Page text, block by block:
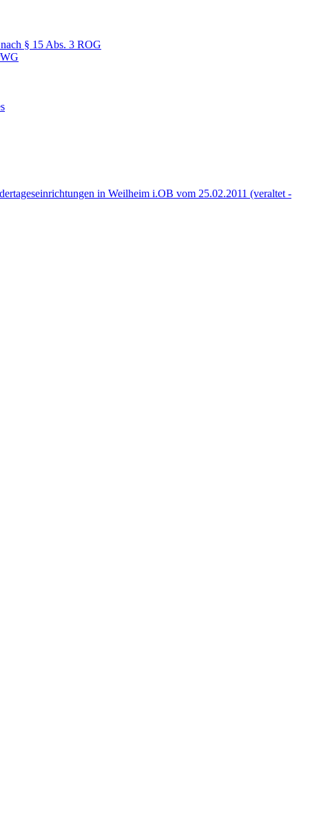
§ 15 Abs. 3 ROG
in Weilheim i.OB vom 25.02.2011 (veraltet -